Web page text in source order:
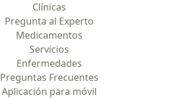
Clínicas
Pregunta al Experto
Medicamentos
Servicios
Enfermedades
Preguntas Frecuentes
Aplicación para móvil